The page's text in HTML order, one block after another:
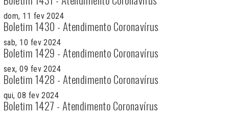
dom, 11 fev 2024
Boletim 1430 - Atendimento Coronavírus
sab, 10 fev 2024
Boletim 1429 - Atendimento Coronavírus
sex, 09 fev 2024
Boletim 1428 - Atendimento Coronavírus
qui, 08 fev 2024
Boletim 1427 - Atendimento Coronavírus